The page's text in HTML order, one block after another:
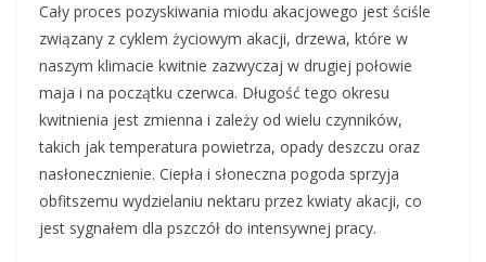
Cały proces pozyskiwania miodu akacjowego jest ściśle
związany z cyklem życiowym akacji, drzewa, które w
naszym klimacie kwitnie zazwyczaj w drugiej połowie
maja i na początku czerwca. Długość tego okresu
kwitnienia jest zmienna i zależy od wielu czynników,
takich jak temperatura powietrza, opady deszczu oraz
nasłonecznienie. Ciepła i słoneczna pogoda sprzyja
obfitszemu wydzielaniu nektaru przez kwiaty akacji, co
jest sygnałem dla pszczół do intensywnej pracy.